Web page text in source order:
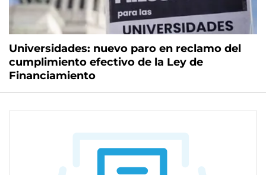
Universidades: nuevo paro en reclamo del
cumplimiento efectivo de la Ley de
Financiamiento